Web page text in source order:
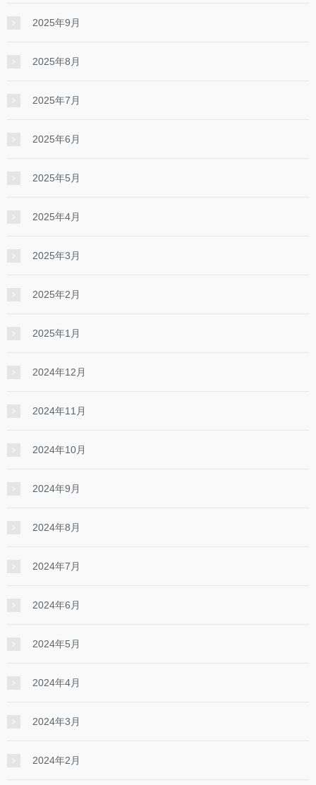
2025年9月
2025年8月
2025年7月
2025年6月
2025年5月
2025年4月
2025年3月
2025年2月
2025年1月
2024年12月
2024年11月
2024年10月
2024年9月
2024年8月
2024年7月
2024年6月
2024年5月
2024年4月
2024年3月
2024年2月